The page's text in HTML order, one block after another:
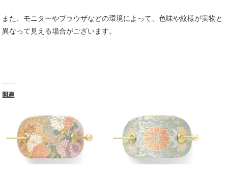
また、モニターやブラウザなどの環境によって、色味や紋様が実物と
異なって見える場合がございます。
関連